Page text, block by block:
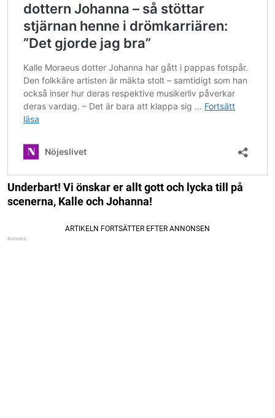
Underbart! Vi önskar er allt gott och lycka till på
scenerna, Kalle och Johanna!